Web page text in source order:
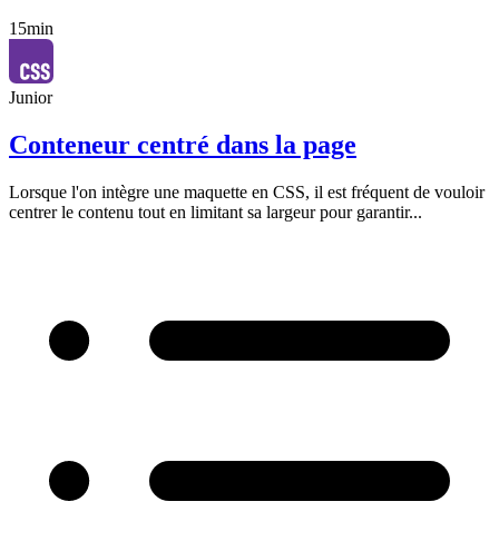
15min
Junior
Conteneur centré dans la page
Lorsque l'on intègre une maquette en CSS, il est fréquent de vouloir
centrer le contenu tout en limitant sa largeur pour garantir...